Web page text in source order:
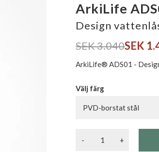
ArkiLife
Design
SEK 3.040SEK
ArkiLife® ADS01 -
Välj färg
PVD-borstat stål
- +